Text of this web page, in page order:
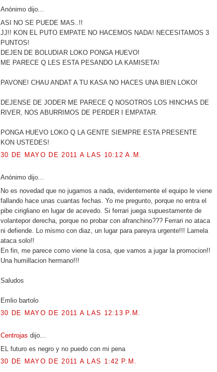
Anónimo dijo...
ASI NO SE PUEDE MAS..!!
JJ!! KON EL PUTO EMPATE NO HACEMOS NADA! NECESITAMOS 3
PUNTOS!
DEJEN DE BOLUDIAR LOKO PONGA HUEVO!
ME PARECE Q LES ESTA PESANDO LA KAMISETA!
PAVONE! CHAU ANDAT A TU KASA NO HACES UNA BIEN LOKO!
DEJENSE DE JODER ME PARECE Q NOSOTROS LOS HINCHAS DE
RIVER, NOS ABURRIMOS DE PERDER I EMPATAR.
PONGA HUEVO LOKO Q LA GENTE SIEMPRE ESTA PRESENTE
KON USTEDES!
30 DE MAYO DE 2011 A LAS 10:12 A.M.
Anónimo dijo...
No es novedad que no jugamos a nada, evidentemente el equipo le viene
fallando hace unas cuantas fechas. Yo me pregunto, porque no entra el
pibe cirigliano en lugar de acevedo. Si ferrari juega supuestamente de
volantepor derecha, porque no probar con afranchino??? Ferrari no ataca
ni defiende. Lo mismo con diaz, un lugar para pareyra urgente!!! Lamela
ataca solo!!
En fin, me parece como viene la cosa, que vamos a jugar la promocion!!
Una humillacion hermano!!!
Saludos
Emlio bartolo
30 DE MAYO DE 2011 A LAS 12:13 P.M.
Centrojas dijo...
EL futuro es negro y no puedo con mi pena
30 DE MAYO DE 2011 A LAS 1:42 P.M.